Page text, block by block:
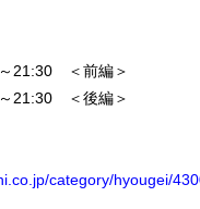
～21:30 ＜前編＞
～21:30 ＜後編＞
category/hyougei/